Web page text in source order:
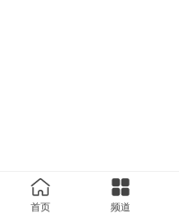
首页 频道